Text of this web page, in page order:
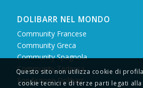
DOLIBARR NEL MONDO
Community Francese
Community Greca
Community Spagnola
Community Tedesca
Fondazione Dolibarr
Questo sito non utilizza cookie di
cookie tecnici e di terze parti legati alla